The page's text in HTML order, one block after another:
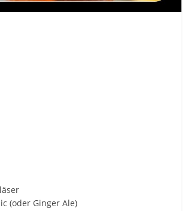
(oder Ginger Ale)